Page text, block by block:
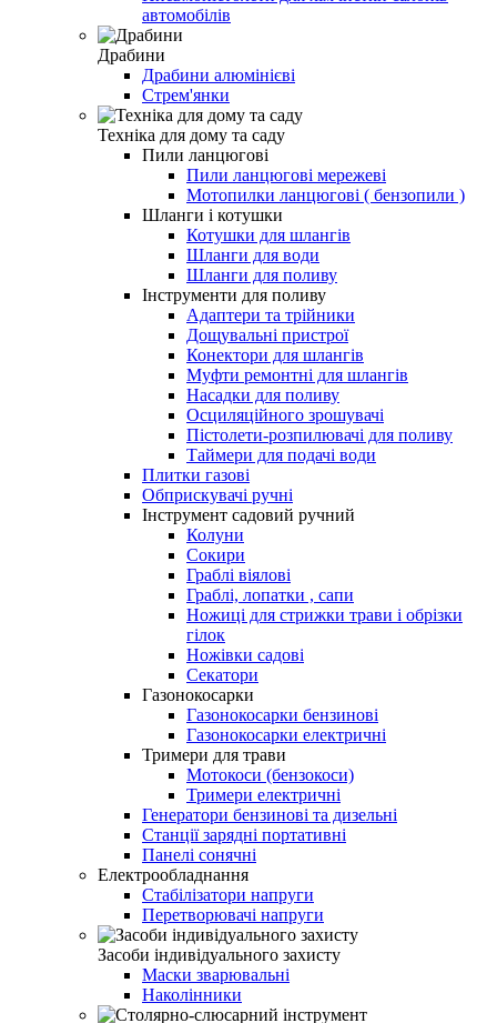
автомобілів
Драбини
Драбини алюмінієві
Стрем'янки
Техніка для дому та саду
Пили ланцюгові
Пили ланцюгові мережеві
Мотопилки ланцюгові ( бензопили )
Шланги і котушки
Котушки для шлангів
Шланги для води
Шланги для поливу
Інструменти для поливу
Адаптери та трійники
Дощувальні пристрої
Конектори для шлангів
Муфти ремонтні для шлангів
Насадки для поливу
Осциляційного зрошувачі
Пістолети-розпилювачі для поливу
Таймери для подачі води
Плитки газові
Обприскувачі ручні
Інструмент садовий ручний
Колуни
Сокири
Граблі віялові
Граблі, лопатки , сапи
Ножиці для стрижки трави і обрізки
гілок
Ножівки садові
Секатори
Газонокосарки
Газонокосарки бензинові
Газонокосарки електричні
Тримери для трави
Мотокоси (бензокоси)
Тримери електричні
Генератори бензинові та дизельні
Станції зарядні портативні
Панелі сонячні
Електрообладнання
Стабілізатори напруги
Перетворювачі напруги
Засоби індивідуального захисту
Маски зварювальні
Наколінники